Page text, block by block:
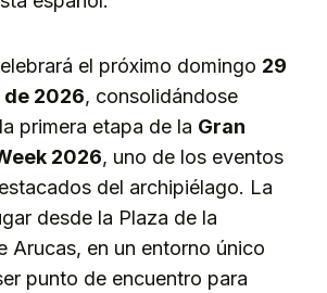
el próximo domingo 29
2026, consolidándose
primera etapa de la Gran
2026, uno de los eventos
del archipiélago. La
desde la Plaza de la
Arucas, en un entorno único
punto de encuentro para